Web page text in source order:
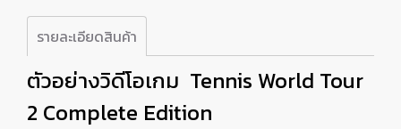
รายละเอียดสินค้า
ตัวอย่างวิดีโอเกม Tennis World Tour
2 Complete Edition